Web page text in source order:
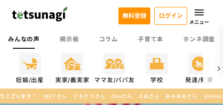
みんなの声 掲示板 コラム 子育て本 ホンネ調査
無料登録 ログイン
メニュー
妊娠/出産 実家/義実家 ママ友/パパ友 学校 発達/発育
ともぞうさん Goaさん えぬさん あみあみさん sinonoさん みなみんんさん ゆう